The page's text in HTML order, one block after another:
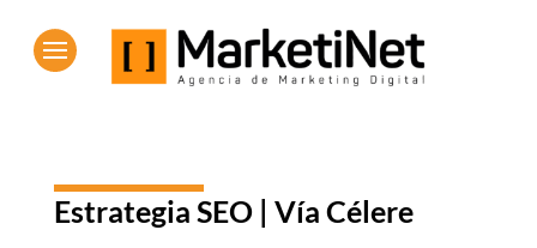
Estrategia SEO | Vía Célere